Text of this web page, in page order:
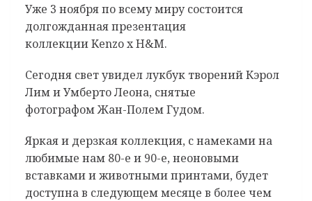
Уже 3 ноября по всему миру состоится
долгожданная презентация
коллекции Kenzo x H&M.
Сегодня свет увидел лукбук творений Кэрол
Лим и Умберто Леона, снятые
фотографом Жан-Полем Гудом.
Яркая и дерзкая коллекция, с намеками на
любимые нам 80-е и 90-е, неоновыми
вставками и животными принтами, будет
доступна в следующем месяце в более чем